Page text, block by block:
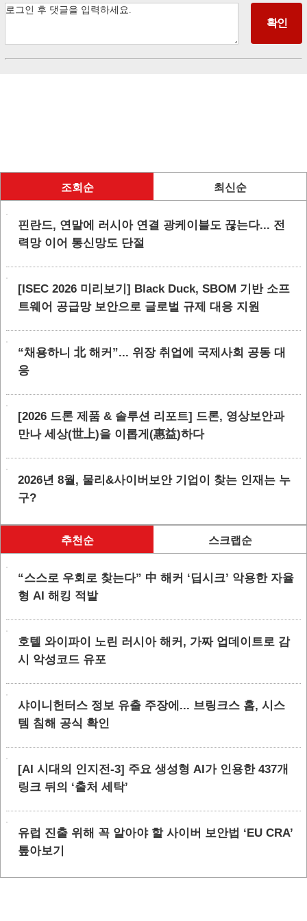
조회순 최신순
핀란드, 연말에 러시아 연결 광케이블도 끊는다... 전
력망 이어 통신망도 단절
[ISEC 2026 미리보기] Black Duck, SBOM 기반 소프
트웨어 공급망 보안으로 글로벌 규제 대응 지원
“채용하니 北 해커”... 위장 취업에 국제사회 공동 대
응
[2026 드론 제품 & 솔루션 리포트] 드론, 영상보안과
만나 세상(世上)을 이롭게(惠益)하다
2026년 8월, 물리&사이버보안 기업이 찾는 인재는 누
구?
추천순 스크랩순
“스스로 우회로 찾는다” 中 해커 ‘딥시크’ 악용한 자율
형 AI 해킹 적발
호텔 와이파이 노린 러시아 해커, 가짜 업데이트로 감
시 악성코드 유포
샤이니헌터스 정보 유출 주장에... 브링크스 홈, 시스
템 침해 공식 확인
[AI 시대의 인지전-3] 주요 생성형 AI가 인용한 437개
링크 뒤의 ‘출처 세탁’
유럽 진출 위해 꼭 알아야 할 사이버 보안법 ‘EU CRA’
톺아보기